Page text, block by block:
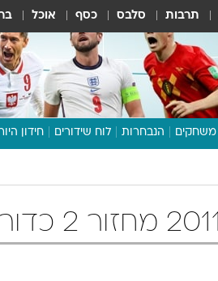
תרבות סלבס כסף אוכל
משחקים הנבחרות לוח שידורים חידון